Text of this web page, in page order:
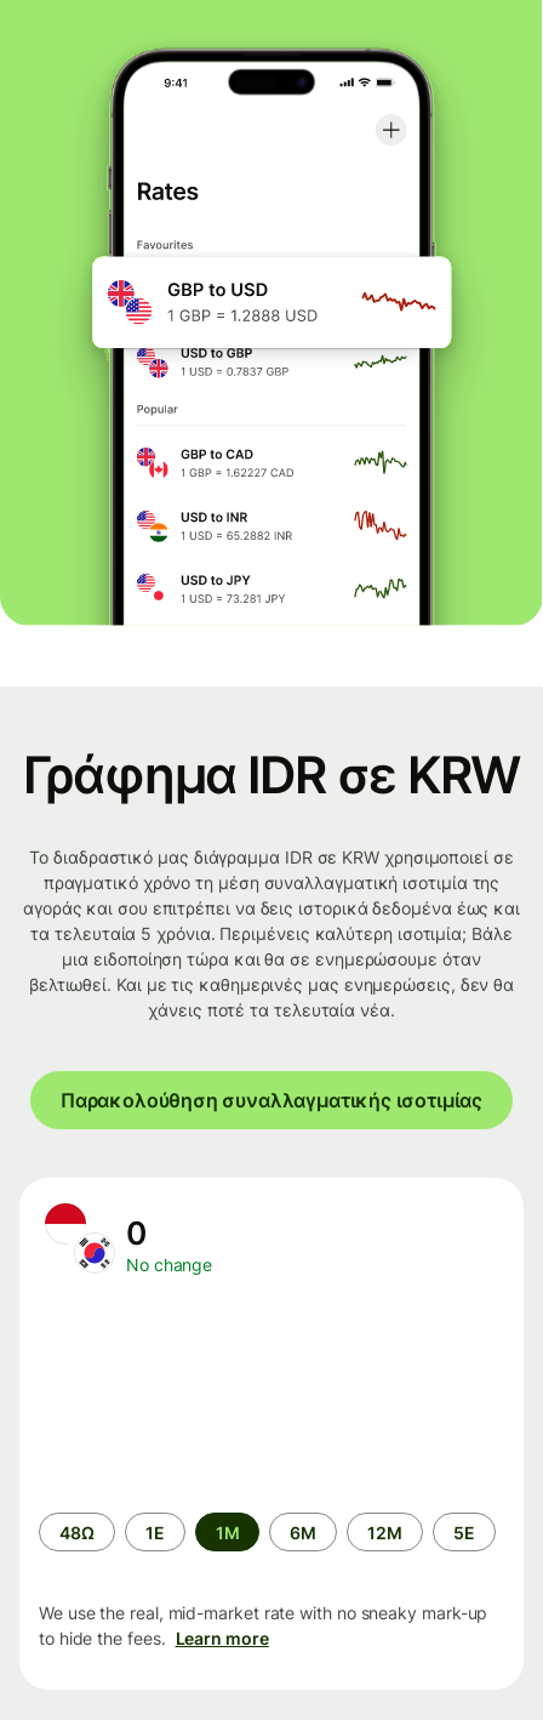
Γράφημα IDR σε KRW
Το διαδραστικό μας διάγραμμα IDR σε KRW χρησιμοποιεί σε
πραγματικό χρόνο τη μέση συναλλαγματική ισοτιμία της
αγοράς και σου επιτρέπει να δεις ιστορικά δεδομένα έως και
τα τελευταία 5 χρόνια. Περιμένεις καλύτερη ισοτιμία; Βάλε
μια ειδοποίηση τώρα και θα σε ενημερώσουμε όταν
βελτιωθεί. Και με τις καθημερινές μας ενημερώσεις, δεν θα
χάνεις ποτέ τα τελευταία νέα.
Παρακολούθηση συναλλαγματικής ισοτιμίας
0
No change
Time
period
48Ω 1Ε 1M 6M 12M 5Ε
We use the real, mid-market rate with no sneaky mark-up
to hide the fees. Learn more